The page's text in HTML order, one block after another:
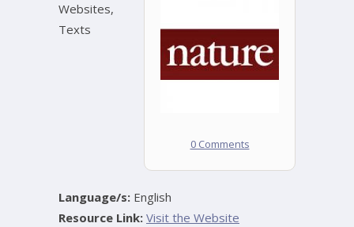
0 Comments
Websites,
Texts
Language/s: English
Resource Link: Visit the Website